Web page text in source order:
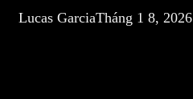
Lucas GarciaTháng 1 8, 2026